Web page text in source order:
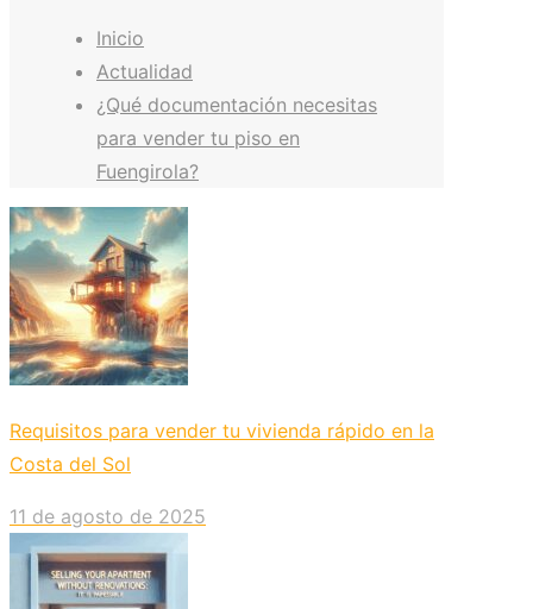
Inicio
Actualidad
¿Qué documentación necesitas
para vender tu piso en
Fuengirola?
Requisitos para vender tu vivienda rápido en la
Costa del Sol
11 de agosto de 2025